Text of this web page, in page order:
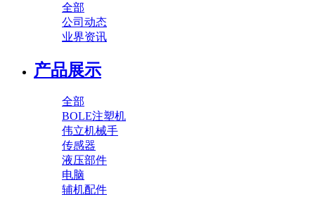
全部
公司动态
业界资讯
产品展示
全部
BOLE注塑机
伟立机械手
传感器
液压部件
电脑
辅机配件